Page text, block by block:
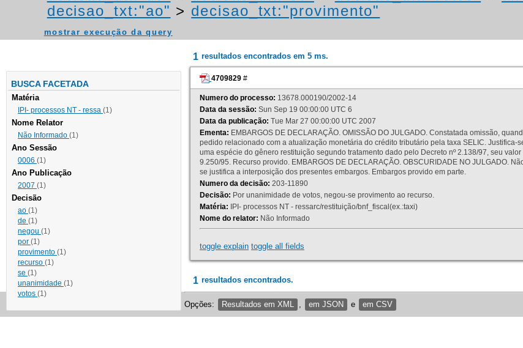
decisao_txt:"ao" > decisao_txt:"provimento"
mostrar execução da query
BUSCA FACETADA
Matéria
IPI- processos NT - ressa (1)
Nome Relator
Não Informado (1)
Ano Sessão
0006 (1)
Ano Publicação
2007 (1)
Decisão
ao (1)
de (1)
negou (1)
por (1)
provimento (1)
recurso (1)
se (1)
unanimidade (1)
votos (1)
1 resultados encontrados em 5 ms.
4709829 #
Numero do processo: 13678.000190/2002-14
Data da sessão: Sun Sep 19 00:00:00 UTC 6
Data da publicação: Tue Mar 27 00:00:00 UTC 2007
Ementa: EMBARGOS DE DECLARAÇÃO. OMISSÃO DO JULGADO. Constatada omissão,
pedido relacionado com a atualização monetária do crédito tributário pela taxa SELIC.
uma espécie do gênero restituição segundo tratamento dado pelo Decreto nº 2.138/97, seu
9.250/95. Recurso provido. EMBARGOS DE DECLARAÇÃO. OBSCURIDADE NO JULGADO.
se justifica a interposição dos presentes embargos. Embargos provido em parte.
Numero da decisão: 203-11890
Decisão: Por unanimidade de votos, negou-se provimento ao recurso.
Matéria: IPI- processos NT - ressarc/restituição/bnf_fiscal(ex.:taxi)
Nome do relator: Não Informado
toggle explain toggle all fields
1 resultados encontrados.
Opções: Resultados em XML em JSON e em CSV